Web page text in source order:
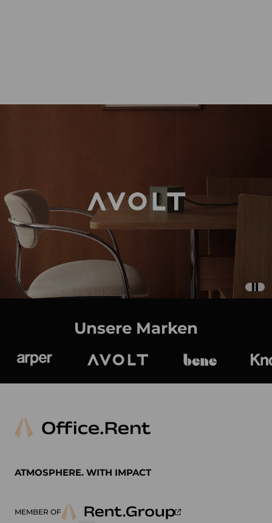
Unsere Marken
ATMOSPHERE. WITH IMPACT
MEMBER OF